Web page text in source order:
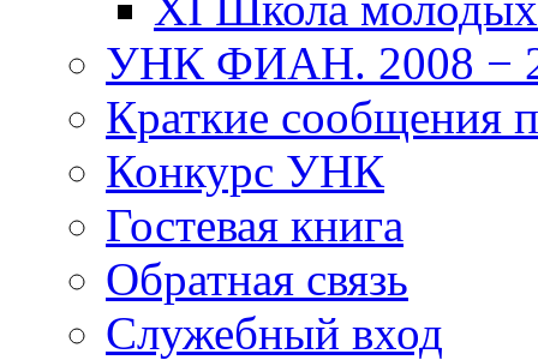
УНК ФИАН. 2008 −
Краткие
Конкурс УНК
Гостевая книга
Обратная связь
Cлужебный вход